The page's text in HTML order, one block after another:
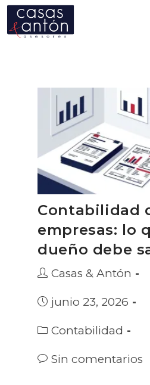
contenido
Contabilidad
empresas: lo
dueño debe
Autor
la
entrada:
Casas & Antón
Publicación
la
entrada:
junio 23, 2026
Categoría
la
entrada:
Contabilidad
Comentarios
Sin comentarios